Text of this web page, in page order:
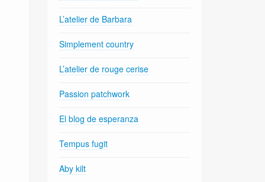
L’atelier de Barbara
Simplement country
L’atelier de rouge cerise
Passion patchwork
El blog de esperanza
Tempus fugit
Aby kilt